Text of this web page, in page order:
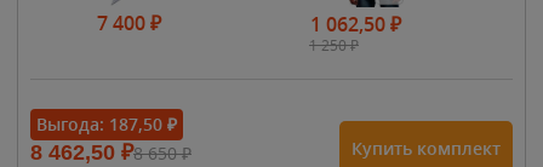
7 400₽ 1 062,50₽
1 250₽
Выгода: 187,50 ₽
8 462,50 ₽8 650₽ Купить комплект